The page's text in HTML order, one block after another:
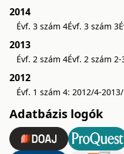
2014
Évf. 3 szám 4Évf. 3 szám 3
2013
Évf. 2 szám 4Évf. 2 szám 2-
2012
Évf. 1 szám 4: 2012/4-2013/
Adatbázis logók